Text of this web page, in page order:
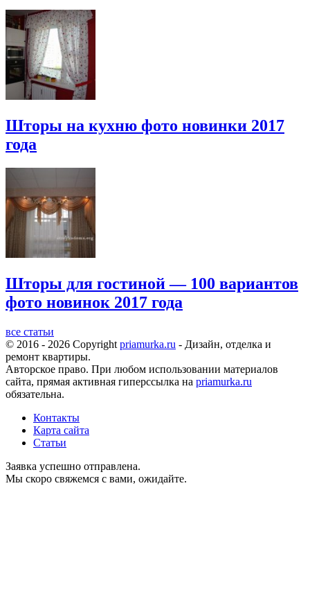
Шторы на кухню фото новинки 2017
года
Шторы для гостиной — 100 вариантов
фото новинок 2017 года
все статьи
© 2016 - 2026 Copyright priamurka.ru - Дизайн, отделка и
ремонт квартиры.
Авторское право. При любом использовании материалов
сайта, прямая активная гиперссылка на priamurka.ru
обязательна.
Контакты
Карта сайта
Статьи
Заявка успешно отправлена.
Мы скоро свяжемся с вами, ожидайте.